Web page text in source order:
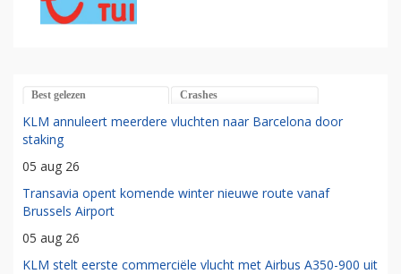
Best gelezen Crashes
KLM annuleert meerdere vluchten naar Barcelona door
staking
05 aug 26
Transavia opent komende winter nieuwe route vanaf
Brussels Airport
05 aug 26
KLM stelt eerste commerciële vlucht met Airbus A350-900 uit